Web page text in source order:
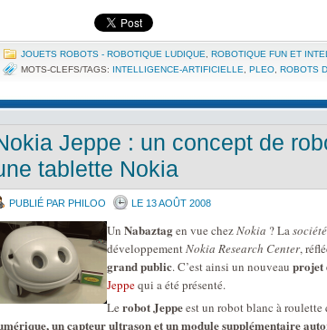
JOUETS ROBOTS - ROBOTIQUE LUDIQUE ROBOTIQUE FUN ET
MOTS-CLEFS/TAGS: INTELLIGENCE-ARTIFICIELLE PLEO ROBOTS
Jeppe : un concept de
tablette Nokia
PUBLIÉ PAR PHILOO LE 13 AOÛT 2008
Un Nabaztagen vue chezNokia ? La
développementNokia Research Center,
grand public. C’est ainsi un nouveau projet
Jeppequi a été présenté.
Le robot Jeppeest un robot blanc à roulette
un capteur ultrason et un module supplémentaire